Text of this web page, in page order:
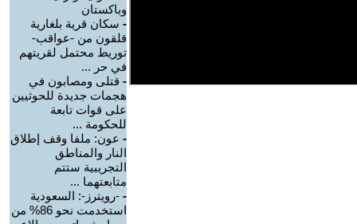
وباكستان
- سكان قرية بلغارية
قلقون من -عواقب-
توريط محتمل لقريتهم
في حر ...
- قتلى ومصابون في
هجمات جديدة للحوثيين
على قوات تابعة
للحكومة ...
- عون: ملفا وقف إطلاق
النار والمناطق
التجريبية ستتم
متابعتهما ...
- -رويترز-: السعودية
استخدمت نحو 86% من